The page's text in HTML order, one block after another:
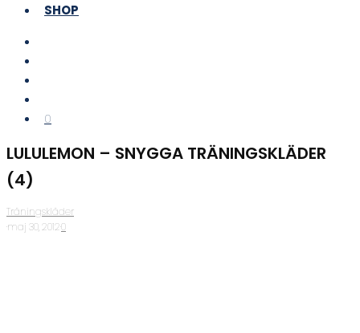
SHOP
0
LULULEMON – SNYGGA TRÄNINGSKLÄDER
(4)
Träningskläder
·maj 30, 2012·0